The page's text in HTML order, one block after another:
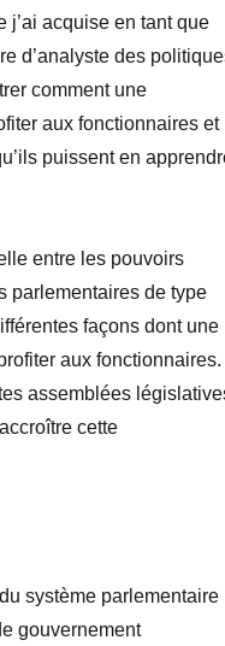
j’ai acquise en tant que
d’analyste des
comment une
aux fonctionnaires et
puissent en
entre les pouvoirs
parlementaires de type
façons dont une
aux fonctionnaires.
assemblées
cette
système parlementaire
gouvernement